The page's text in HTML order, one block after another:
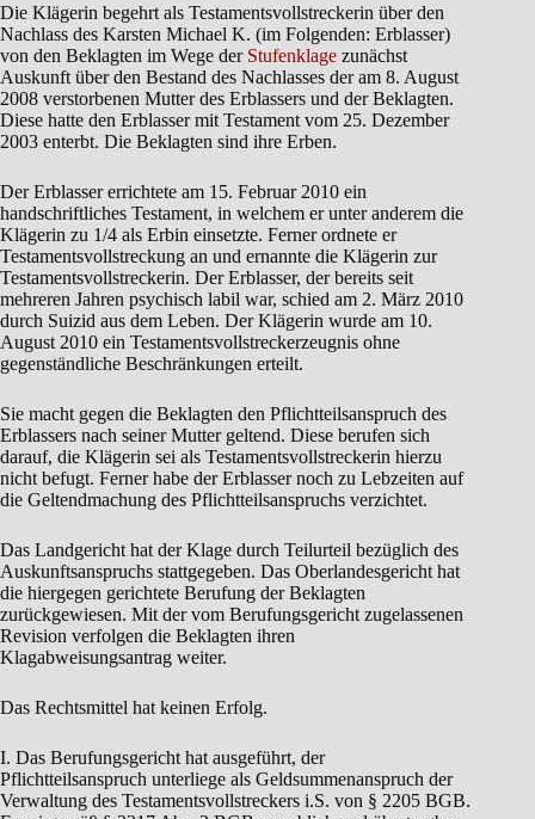
Die Klägerin begehrt als Testamentsvollstreckerin über den
Nachlass des Karsten Michael K. (im Folgenden: Erblasser)
von den Beklagten im Wege der Stufenklage zunächst
Auskunft über den Bestand des Nachlasses der am 8. August
2008 verstorbenen Mutter des Erblassers und der Beklagten.
Diese hatte den Erblasser mit Testament vom 25. Dezember
2003 enterbt. Die Beklagten sind ihre Erben.
Der Erblasser errichtete am 15. Februar 2010 ein
handschriftliches Testament, in welchem er unter anderem die
Klägerin zu 1/4 als Erbin einsetzte. Ferner ordnete er
Testamentsvollstreckung an und ernannte die Klägerin zur
Testamentsvollstreckerin. Der Erblasser, der bereits seit
mehreren Jahren psychisch labil war, schied am 2. März 2010
durch Suizid aus dem Leben. Der Klägerin wurde am 10.
August 2010 ein Testamentsvollstreckerzeugnis ohne
gegenständliche Beschränkungen erteilt.
Sie macht gegen die Beklagten den Pflichtteilsanspruch des
Erblassers nach seiner Mutter geltend. Diese berufen sich
darauf, die Klägerin sei als Testamentsvollstreckerin hierzu
nicht befugt. Ferner habe der Erblasser noch zu Lebzeiten auf
die Geltendmachung des Pflichtteilsanspruchs verzichtet.
Das Landgericht hat der Klage durch Teilurteil bezüglich des
Auskunftsanspruchs stattgegeben. Das Oberlandesgericht hat
die hiergegen gerichtete Berufung der Beklagten
zurückgewiesen. Mit der vom Berufungsgericht zugelassenen
Revision verfolgen die Beklagten ihren
Klagabweisungsantrag weiter.
Das Rechtsmittel hat keinen Erfolg.
I. Das Berufungsgericht hat ausgeführt, der
Pflichtteilsanspruch unterliege als Geldsummenanspruch der
Verwaltung des Testamentsvollstreckers i.S. von § 2205 BGB.